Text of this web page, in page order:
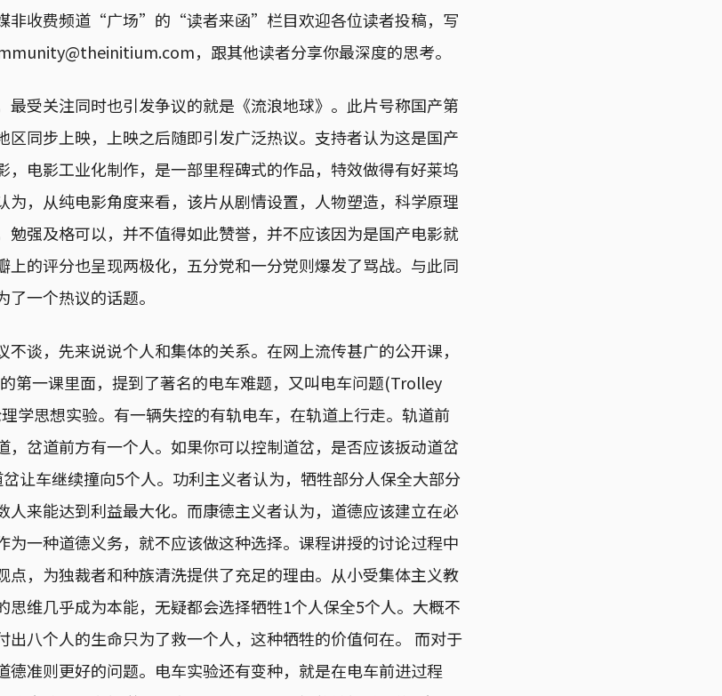
媒非收费频道“广场”的“读者来函”栏目欢迎各位读者投稿，写
，跟其他读者分享你最深度的思考。
最受关注同时也引发争议的就是《流浪地球》。此片号称国产第
区同步上映，上映之后随即引发广泛热议。支持者认为这是国产
，电影工业化制作，是一部里程碑式的作品，特效做得有好莱坞
为，从纯电影角度来看，该片从剧情设置，人物塑造，科学原理
勉强及格可以，并不值得如此赞誉，并不应该因为是国产电影就
上的评分也呈现两极化，五分党和一分党则爆发了骂战。与此同
一个热议的话题。
谈，先来说说个人和集体的关系。在网上流传甚广的公开课，
第一课里面，提到了著名的电车难题，又叫电车问题(Trolley
学思想实验。有一辆失控的有轨电车，在轨道上行走。轨道前
，岔道前方有一个人。如果你可以控制道岔，是否应该扳动道岔
让车继续撞向5个人。功利主义者认为，牺牲部分人保全大部分
人来能达到利益最大化。而康德主义者认为，道德应该建立在必
为一种道德义务，就不应该做这种选择。课程讲授的讨论过程中
点，为独裁者和种族清洗提供了充足的理由。从小受集体主义教
思维几乎成为本能，无疑都会选择牺牲1个人保全5个人。大概不
出八个人的生命只为了救一个人，这种牺牲的价值何在。 而对于
德准则更好的问题。电车实验还有变种，就是在电车前进过程